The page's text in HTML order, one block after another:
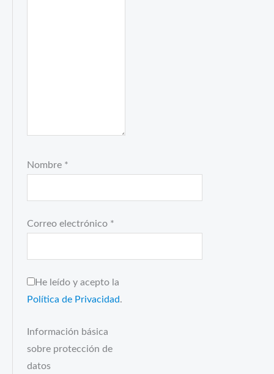
Nombre *
Correo electrónico *
He leído y acepto la
Política de Privacidad .
Información básica
sobre protección de
datos